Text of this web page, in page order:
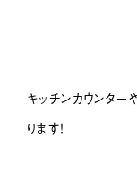
キッチンカウンタ
ります！